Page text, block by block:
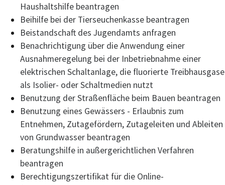
Haushaltshilfe beantragen
Beihilfe bei der Tierseuchenkasse beantragen
Beistandschaft des Jugendamts anfragen
Benachrichtigung über die Anwendung einer
Ausnahmeregelung bei der Inbetriebnahme einer
elektrischen Schaltanlage, die fluorierte Treibhausgase
als Isolier- oder Schaltmedien nutzt
Benutzung der Straßenfläche beim Bauen beantragen
Benutzung eines Gewässers - Erlaubnis zum
Entnehmen, Zutagefördern, Zutageleiten und Ableiten
von Grundwasser beantragen
Beratungshilfe in außergerichtlichen Verfahren
beantragen
Berechtigungszertifikat für die Online-